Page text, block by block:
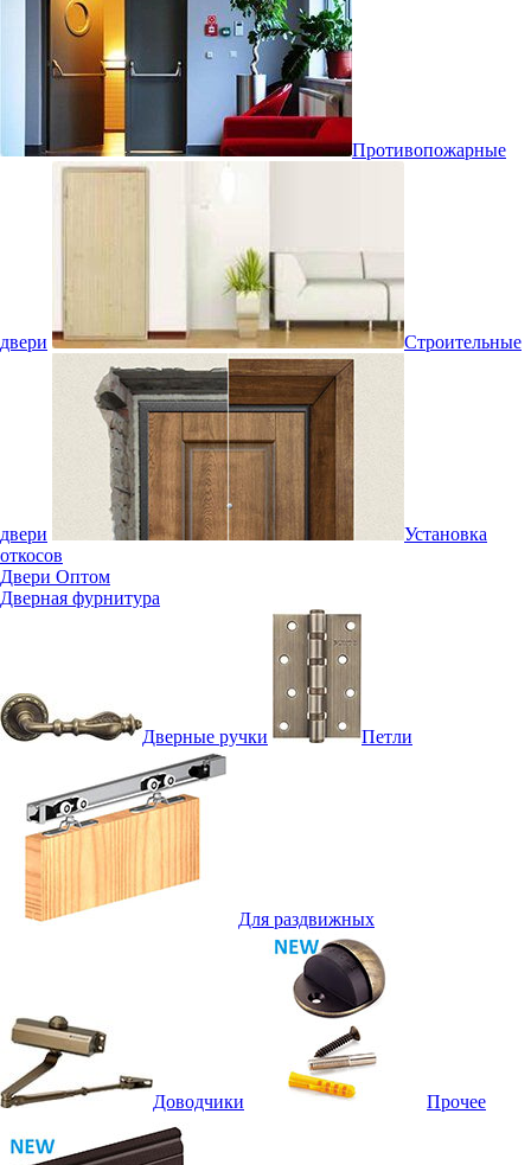
Противопожарные
двери Строительные
двери
Установка
откосов
Двери Оптом
Дверная фурнитура
Дверные ручки Петли
Для раздвижных
Доводчики Прочее